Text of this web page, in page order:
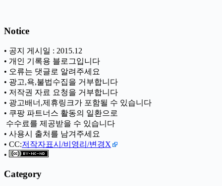
Notice
• 공지 게시일 : 2015.12
• 개인 기록용 블로그입니다
• 오류는 댓글로 알려주세요
• 광고,욕,불법수집을 거부합니다
• 저작권 자료 요청을 거부합니다
• 광고배너,제휴링크가 포함될 수 있습니다
• 쿠팡 파트너스 활동의 일환으로
ㅤ 수수료를 제공받을 수 있습니다
• 사용시 출처를 남겨주세요
• CC:저작자표시/비영리/변경X
•
Category